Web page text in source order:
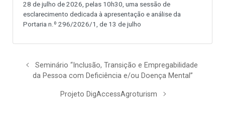
28 de julho de 2026, pelas 10h30, uma sessão de
esclarecimento dedicada à apresentação e análise da
Portaria n.º 296/2026/1, de 13 de julho
Seminário “Inclusão, Transição e Empregabilidade
da Pessoa com Deficiência e/ou Doença Mental”
Projeto DigAccessAgroturism